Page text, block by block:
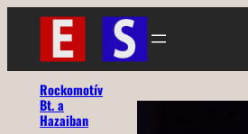
Ugrás
tartalomhoz
Rockomotív
Bt. a
Hazaiban